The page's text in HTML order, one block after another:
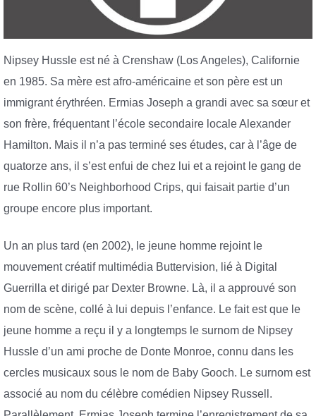
Nipsey Hussle est né à Crenshaw (Los Angeles), Californie
en 1985. Sa mère est afro-américaine et son père est un
immigrant érythréen. Ermias Joseph a grandi avec sa sœur et
son frère, fréquentant l’école secondaire locale Alexander
Hamilton. Mais il n’a pas terminé ses études, car à l’âge de
quatorze ans, il s’est enfui de chez lui et a rejoint le gang de
rue Rollin 60’s Neighborhood Crips, qui faisait partie d’un
groupe encore plus important.
Un an plus tard (en 2002), le jeune homme rejoint le
mouvement créatif multimédia Buttervision, lié à Digital
Guerrilla et dirigé par Dexter Browne. Là, il a approuvé son
nom de scène, collé à lui depuis l’enfance. Le fait est que le
jeune homme a reçu il y a longtemps le surnom de Nipsey
Hussle d’un ami proche de Donte Monroe, connu dans les
cercles musicaux sous le nom de Baby Gooch. Le surnom est
associé au nom du célèbre comédien Nipsey Russell.